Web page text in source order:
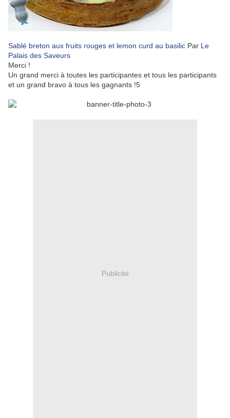
Sablé breton aux fruits rouges et lemon curd au basilic Par Le
Palais des Saveurs
Merci !
Un grand merci à toutes les participantes et tous les participants
et un grand bravo à tous les gagnants !5
Publicité